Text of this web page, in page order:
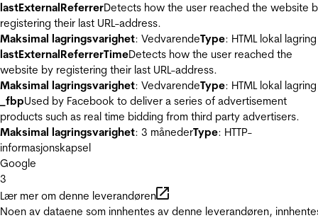
lastExternalReferrerDetects how the user reached the website
registering their last URL-address.
Maksimal lagringsvarighet: VedvarendeType: HTML lokal lagring
lastExternalReferrerTimeDetects how the user reached the
website by registering their last URL-address.
Maksimal lagringsvarighet: VedvarendeType: HTML lokal lagring
_fbpUsed by Facebook to deliver a series of advertisement
products such as real time bidding from third party advertisers.
Maksimal lagringsvarighet: 3 månederType: HTTP-
informasjonskapsel
Google
3
Lær mer om denne leverandøren
Noen av dataene som innhentes av denne leverandøren,